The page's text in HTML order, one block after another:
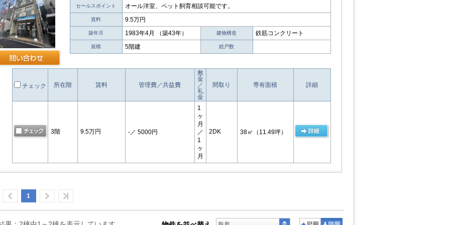
セールスポイント オール洋室、ペット飼育相談可能です。
賃料 9.5万円
築年月 1983年4月 （築43年） 建物構造 鉄筋コンクリート
規模 5階建 総戸数
チェック 所在階 賃料 管理費／共益費
敷
金
／
礼
金
間取り 専有面積 詳細
3階 9.5万円 -／ 5000円
1
ヶ
月
／
1
ヶ
月
2DK 38㎡ （11.49坪）
1